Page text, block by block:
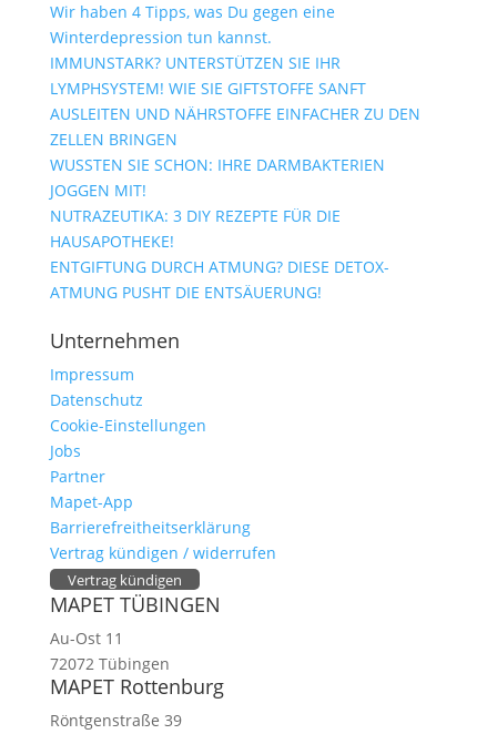
Wir haben 4 Tipps, was Du gegen eine
Winterdepression tun kannst.
IMMUNSTARK? UNTERSTÜTZEN SIE IHR
LYMPHSYSTEM! WIE SIE GIFTSTOFFE SANFT
AUSLEITEN UND NÄHRSTOFFE EINFACHER ZU DEN
ZELLEN BRINGEN
WUSSTEN SIE SCHON: IHRE DARMBAKTERIEN
JOGGEN MIT!
NUTRAZEUTIKA: 3 DIY REZEPTE FÜR DIE
HAUSAPOTHEKE!
ENTGIFTUNG DURCH ATMUNG? DIESE DETOX-
ATMUNG PUSHT DIE ENTSÄUERUNG!
Unternehmen
Impressum
Datenschutz
Cookie-Einstellungen
Jobs
Partner
Mapet-App
Barrierefreitheitserklärung
Vertrag kündigen / widerrufen
Vertrag kündigen
MAPET TÜBINGEN
Au-Ost 11
72072 Tübingen
MAPET Rottenburg
Röntgenstraße 39